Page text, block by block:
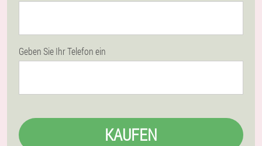
Geben Sie Ihr Telefon ein
KAUFEN